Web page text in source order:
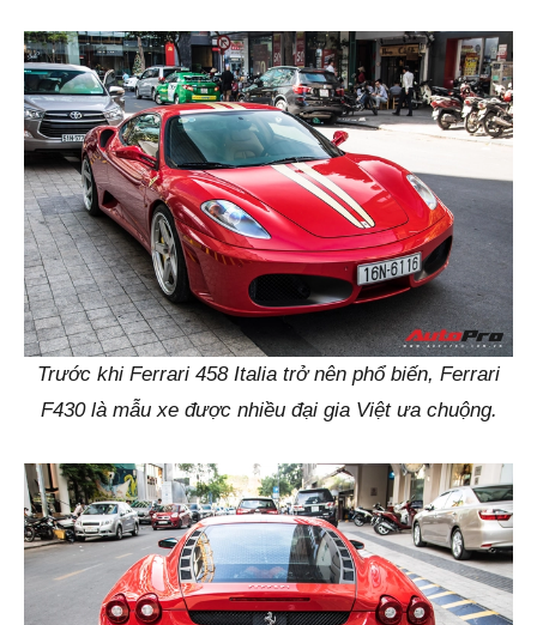
Trước khi Ferrari 458 Italia trở nên phổ biến, Ferrari
F430 là mẫu xe được nhiều đại gia Việt ưa chuộng.